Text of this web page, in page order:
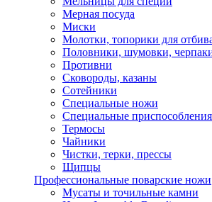
Мерная посуда
Миски
Молотки, топорики для
Половники, шумовки,
Противни
Сковороды, казаны
Сотейники
Специальные ножи
Специальные приспособления
Термосы
Чайники
Чистки, терки, прессы
Щипцы
Профессиональные поварские ножи
Мусаты и точильные камни